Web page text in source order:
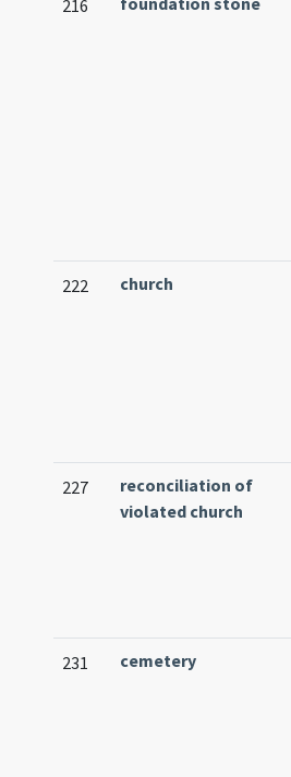
216
222 church
227
reconciliation of
violated church
231 cemetery